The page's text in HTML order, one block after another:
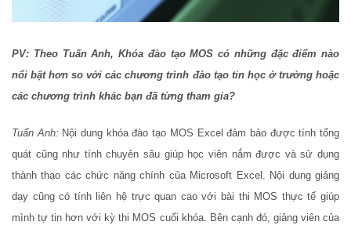
PV: Theo Tuấn Anh, Khóa đào tạo MOS có những đặc điểm nào
nổi bật hơn so với các chương trình đào tạo tin học ở trường hoặc
các chương trình khác bạn đã từng tham gia?
Tuấn Anh: Nội dung khóa đào tạo MOS Excel đảm bảo được tính tổng
quát cũng như tính chuyên sâu giúp học viên nắm được và sử dụng
thành thạo các chức năng chính của Microsoft Excel. Nội dung giảng
dạy cũng có tính liên hệ trực quan cao với bài thi MOS thực tế giúp
mình tự tin hơn với kỳ thi MOS cuối khóa. Bên cạnh đó, giảng viên của